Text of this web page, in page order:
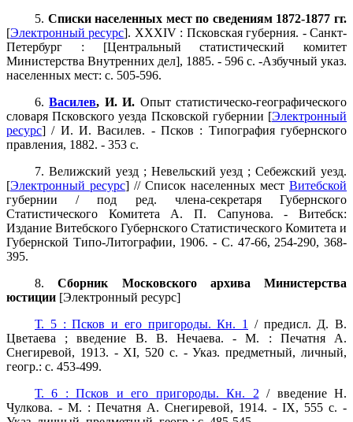
5. Списки населенных мест по сведениям 1872-1877 гг.
[Электронный ресурс]. XXXIV : Псковская губерния. - Санкт-
Петербург : [Центральный статистический комитет
Министерства Внутренних дел], 1885. - 596 с. -Азбучный указ.
населенных мест: с. 505-596.
6.Василев, И. И. Опыт статистическо-географического
словаря Псковского уезда Псковской губернии [Электронный
ресурс] / И. И. Василев. - Псков : Типография губернского
правления, 1882. - 353 с.
7. Велижский уезд ; Невельский уезд ; Себежский уезд.
[Электронный ресурс] // Список населенных мест Витебской
губернии / под ред. члена-секретаря Губернского
Статистического Комитета А. П. Сапунова. - Витебск:
Издание Витебского Губернского Статистического Комитета и
Губернской Типо-Литографии, 1906. - С. 47-66, 254-290, 368-
395.
8.Сборник Московского архива Министерства
юстиции [Электронный ресурс]
Т. 5 : Псков и его пригороды. Кн. 1
/ предисл. Д. В.
Цветаева ; введение В. В. Нечаева. - М. : Печатня А.
Снегиревой, 1913. - XI, 520 с. - Указ. предметный, личный,
геогр.: с. 453-499.
Т. 6 : Псков и его пригороды. Кн. 2 / введение Н.
Чулкова. - М. : Печатня А. Снегиревой, 1914. - IX, 555 с. -